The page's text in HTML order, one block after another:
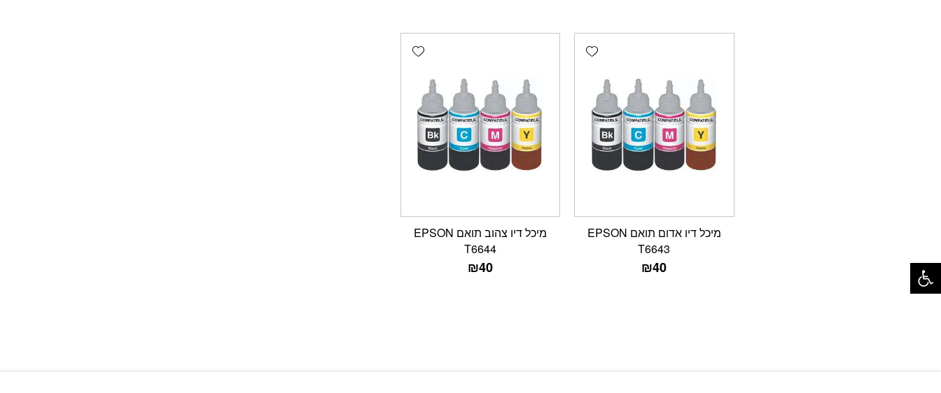
Add wishlist
מיכל דיו אדום תואם EPSON
T6643
₪40
Add wishlist
מיכל דיו צהוב תואם EPSON
T6644
₪40 פתח סרגל נגישות